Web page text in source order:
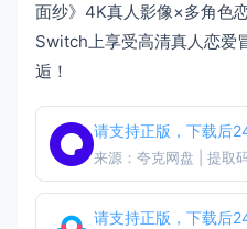
面纱》4K真人影像×多角色
Switch上享受高清真人恋爱
逅！
请支持正版，下载后
来源：夸克网盘 | 提取
请支持正版，下载后